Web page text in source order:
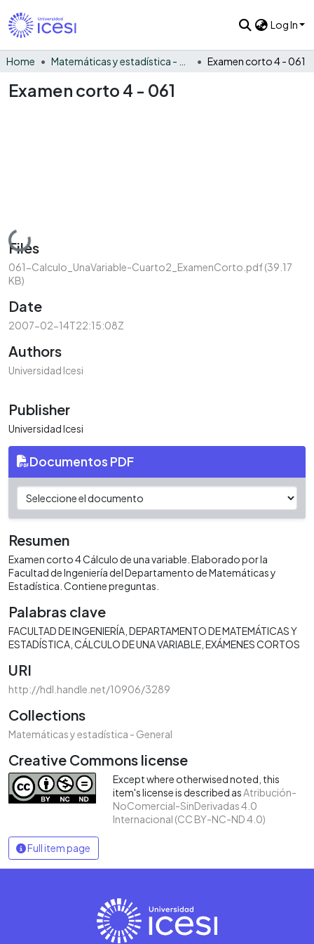
Log In
Home Examen corto 4 - 061
Examen corto 4 - 061
Loading...
Files
061-Calculo_UnaVariable-Cuarto2_ExamenCorto.pdf(39.17
KB)
Date
2007-02-14T22:15:08Z
Authors
Universidad Icesi
Publisher
Universidad Icesi
Documentos PDF
Resumen
Examen corto 4 Cálculo de una variable. Elaborado por la
Facultad de Ingeniería del Departamento de Matemáticas y
Estadística. Contiene preguntas.
Palabras clave
FACULTAD DE INGENIERÍA DEPARTAMENTO DE MATEMÁTICAS Y
ESTADÍSTICA CÁLCULO DE UNA VARIABLE EXÁMENES CORTOS
URI
http://hdl.handle.net/10906/3289
Collections
Matemáticas y estadística - General
Creative Commons license
Except where otherwised noted, this
item's license is described asAtribución-
NoComercial-SinDerivadas 4.0
Internacional (CC BY-NC-ND 4.0)
Full item page